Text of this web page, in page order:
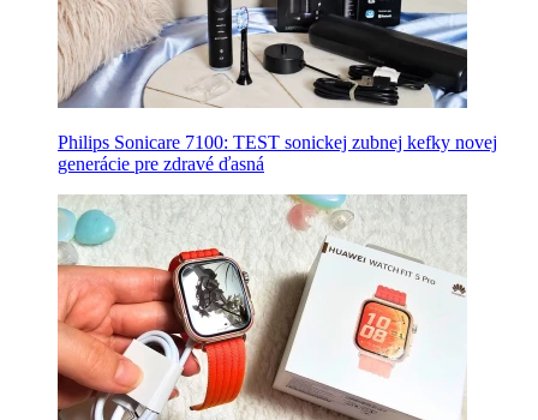
Philips Sonicare 7100: TEST sonickej zubnej kefky novej
generácie pre zdravé ďasná